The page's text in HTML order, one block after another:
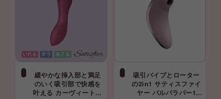
緩やかな挿入部と満足
のいく吸引部で快感を
叶える カーヴィートリ
吸引バイブとローター
の2in1 サティスファイ
ヤー バルバラバー1